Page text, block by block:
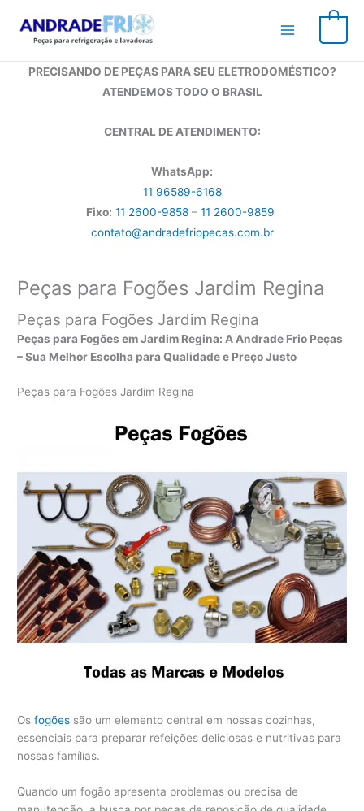
para
conteúdo
PRECISANDO DE PEÇAS PARA SEU ELETRODOMÉSTICO?
ATENDEMOS TODO O BRASIL
CENTRAL DE ATENDIMENTO:
WhatsApp:
11 96589-6168
Fixo: 11 2600-9858 – 11 2600-9859
contato@andradefriopecas.com.br
Peças para Fogões Jardim Regina
Peças para Fogões Jardim Regina
Peças para Fogões em Jardim Regina: A Andrade Frio Peças
– Sua Melhor Escolha para Qualidade e Preço Justo
Peças para Fogões Jardim Regina
Osfogões são um elemento central em nossas cozinhas,
essenciais para preparar refeições deliciosas e nutritivas para
nossas famílias.
Quando um fogão apresenta problemas ou precisa de